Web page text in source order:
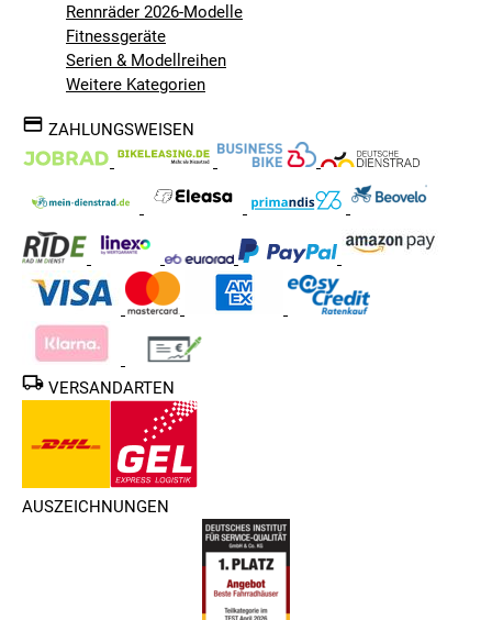
Rennräder 2026-Modelle
Fitnessgeräte
Serien & Modellreihen
Weitere Kategorien
ZAHLUNGSWEISEN
VERSANDARTEN
AUSZEICHNUNGEN